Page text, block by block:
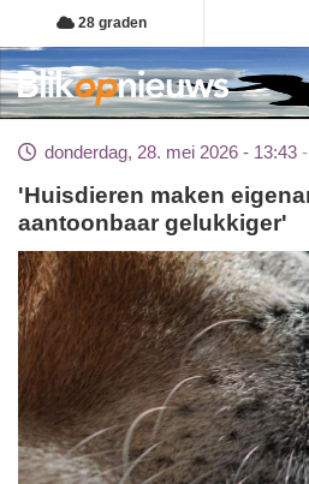
Overslaan
en
naar
de
gaan
28 graden
donderdag, 28. mei 2026 - 13:43
'Huisdieren maken eigenaren niet
aantoonbaar gelukkiger'